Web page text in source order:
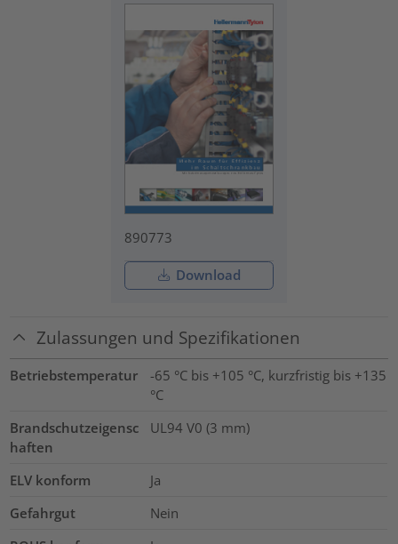
890773
Download
Zulassungen und Spezifikationen
Betriebstemperatur
-65 °C bis +105 °C, kurzfristig bis +135
°C
Brandschutzeigensc
haften
UL94 V0 (3 mm)
ELV konform
Ja
Gefahrgut
Nein